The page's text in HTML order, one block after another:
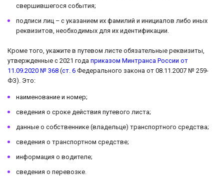
свершившегося события;
подписи лиц – с указанием их фамилий и инициалов либо иных
реквизитов, необходимых для их идентификации.
Кроме того, укажите в путевом листе обязательные реквизиты,
утвержденные с 2021 года приказом Минтранса России от
11.09.2020 № 368 (ст. 6 Федерального закона от 08.11.2007 № 259-
ФЗ). Это:
наименование и номер;
сведения о сроке действия путевого листа;
данные о собственнике (владельце) транспортного средства;
сведения о транспортном средстве;
информация о водителе;
сведения о перевозке.